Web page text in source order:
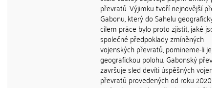
převratů. Výjimku tvoří nejnovější
Gabonu, který do Sahelu geograficky
cílem práce bylo proto zjistit, jaké
společné předpoklady zmíněných
vojenských převratů, pomineme-li
geografickou polohu. Gabonský
završuje sled devíti úspěšných
převratů provedených od roku 2020,